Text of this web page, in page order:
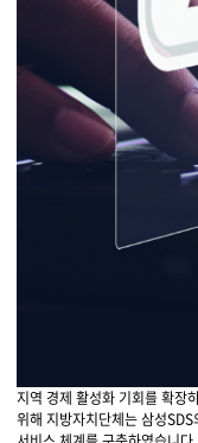
지역 경제 활성화 기회를 확장
위해 지방자치단체는 삼성